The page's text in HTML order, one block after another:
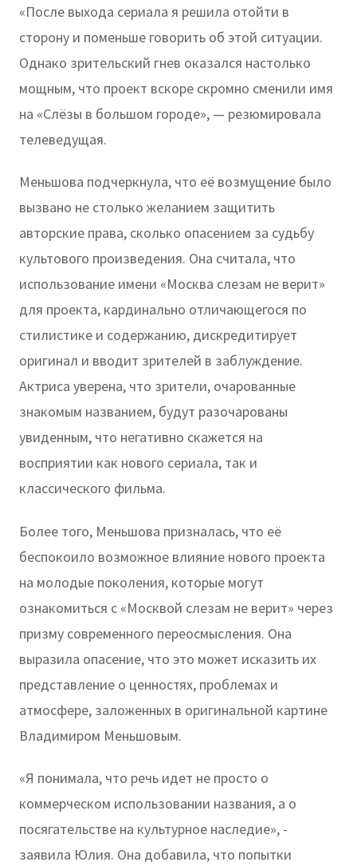
«После выхода сериала я решила отойти в
сторону и поменьше говорить об этой ситуации.
Однако зрительский гнев оказался настолько
мощным, что проект вскоре скромно сменили имя
на «Слёзы в большом городе», — резюмировала
телеведущая.
Меньшова подчеркнула, что её возмущение было
вызвано не столько желанием защитить
авторские права, сколько опасением за судьбу
культового произведения. Она считала, что
использование имени «Москва слезам не верит»
для проекта, кардинально отличающегося по
стилистике и содержанию, дискредитирует
оригинал и вводит зрителей в заблуждение.
Актриса уверена, что зрители, очарованные
знакомым названием, будут разочарованы
увиденным, что негативно скажется на
восприятии как нового сериала, так и
классического фильма.
Более того, Меньшова призналась, что её
беспокоило возможное влияние нового проекта
на молодые поколения, которые могут
ознакомиться с «Москвой слезам не верит» через
призму современного переосмысления. Она
выразила опасение, что это может исказить их
представление о ценностях, проблемах и
атмосфере, заложенных в оригинальной картине
Владимиром Меньшовым.
«Я понимала, что речь идет не просто о
коммерческом использовании названия, а о
посягательстве на культурное наследие», -
заявила Юлия. Она добавила, что попытки